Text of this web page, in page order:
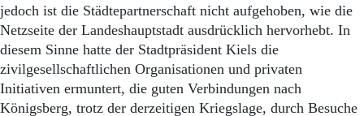
jedoch ist die Städtepartnerschaft nicht aufgehoben, wie die
Netzseite der Landeshauptstadt ausdrücklich hervorhebt. In
diesem Sinne hatte der Stadtpräsident Kiels die
zivilgesellschaftlichen Organisationen und privaten
Initiativen ermuntert, die guten Verbindungen nach
Königsberg, trotz der derzeitigen Kriegslage, durch Besuche